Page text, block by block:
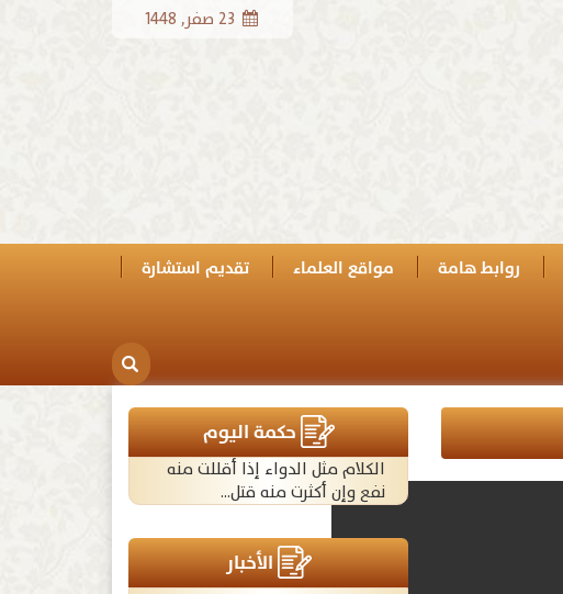
روابط هامة مواقع العلماء
تقديم استشارة
حكمة اليوم
الكلام مثل الدواء إذا أقللت منه
نفع وإن أكثرت منه قتل...
الأخبار